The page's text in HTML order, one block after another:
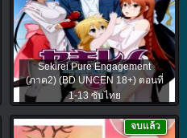
Sekirei Pure Engagement
(ภาค2) (BD UNCEN 18+) ตอนที่
1-13 ซับไทย
จบแล้ว